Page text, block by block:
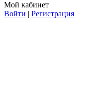
Мой кабинет
Войти | Регистрация